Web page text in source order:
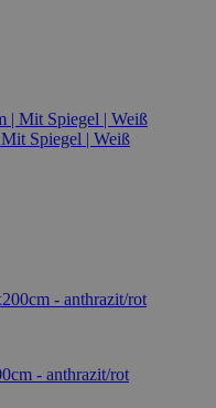
Spiegel | Weiß
- anthrazit/rot